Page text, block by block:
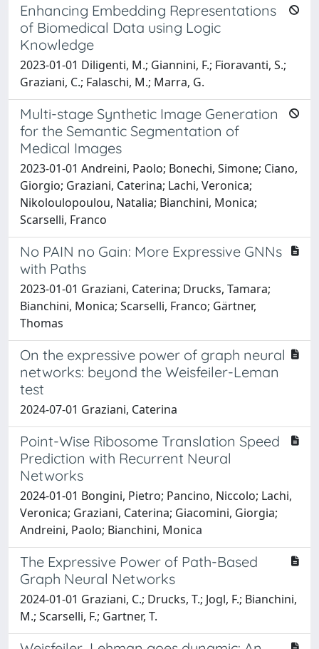
Enhancing Embedding Representations
of Biomedical Data using Logic
Knowledge
2023-01-01 Diligenti, M.; Giannini, F.; Fioravanti, S.;
Graziani, C.; Falaschi, M.; Marra, G.
Multi-stage Synthetic Image Generation
for the Semantic Segmentation of
Medical Images
2023-01-01 Andreini, Paolo; Bonechi, Simone; Ciano,
Giorgio; Graziani, Caterina; Lachi, Veronica;
Nikoloulopoulou, Natalia; Bianchini, Monica;
Scarselli, Franco
No PAIN no Gain: More Expressive GNNs
with Paths
2023-01-01 Graziani, Caterina; Drucks, Tamara;
Bianchini, Monica; Scarselli, Franco; Gärtner,
Thomas
On the expressive power of graph neural
networks: beyond the Weisfeiler-Leman
test
2024-07-01 Graziani, Caterina
Point-Wise Ribosome Translation Speed
Prediction with Recurrent Neural
Networks
2024-01-01 Bongini, Pietro; Pancino, Niccolo; Lachi,
Veronica; Graziani, Caterina; Giacomini, Giorgia;
Andreini, Paolo; Bianchini, Monica
The Expressive Power of Path-Based
Graph Neural Networks
2024-01-01 Graziani, C.; Drucks, T.; Jogl, F.; Bianchini,
M.; Scarselli, F.; Gartner, T.